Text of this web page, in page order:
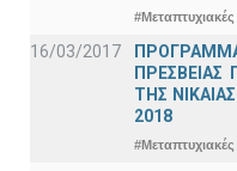
16/03/2017
ΠΡΕΣΒΕΙΑΣ
ΤΗΣ
2018